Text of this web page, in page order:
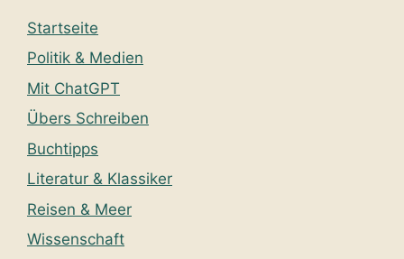
Startseite
Politik & Medien
Mit ChatGPT
Übers Schreiben
Buchtipps
Literatur & Klassiker
Reisen & Meer
Wissenschaft